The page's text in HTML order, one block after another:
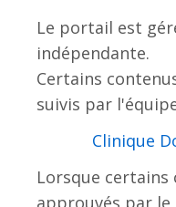
Le portail est
indépendante.
Certains
suivis par
Lorsque
approuvés par le